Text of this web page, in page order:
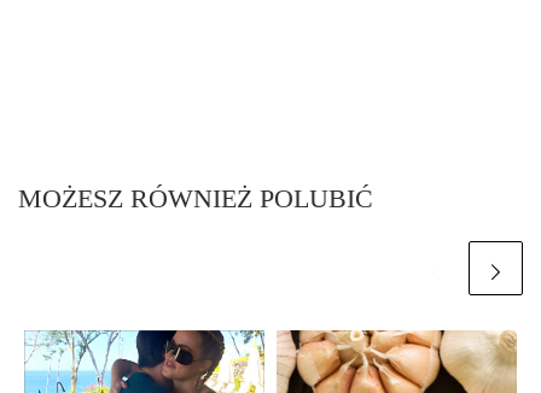
MOŻESZ RÓWNIEŻ POLUBIĆ